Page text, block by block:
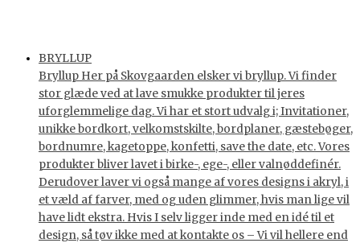
BRYLLUP
Bryllup Her på Skovgaarden elsker vi bryllup. Vi finder
stor glæde ved at lave smukke produkter til jeres
uforglemmelige dag. Vi har et stort udvalg i; Invitationer,
unikke bordkort, velkomstskilte, bordplaner, gæstebøger,
bordnumre, kagetoppe, konfetti, save the date, etc. Vores
produkter bliver lavet i birke-, ege-, eller valnøddefinér.
Derudover laver vi også mange af vores designs i akryl, i
et væld af farver, med og uden glimmer, hvis man lige vil
have lidt ekstra. Hvis I selv ligger inde med en idé til et
design, så tøv ikke med at kontakte os – Vi vil hellere end